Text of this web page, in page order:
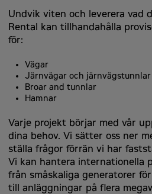
Undvik viten och leverera vad
Rental kan tillhandahålla
för:
Vägar
Järnvägar och järnvägstunnlar
Broar and tunnlar
Hamnar
Varje projekt börjar med vår
dina behov. Vi sätter oss ner
ställa frågor förrän vi har
Vi kan hantera internationella
från småskaliga generatorer
till anläggningar på flera